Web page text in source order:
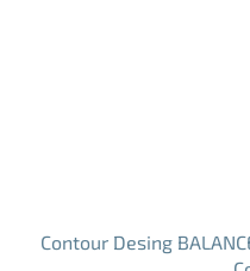
Contour Desing